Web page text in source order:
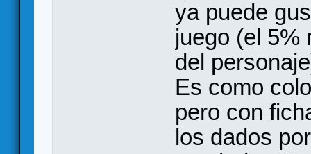
ya puede
juego (el 5%
del
Es como
pero con
los dados